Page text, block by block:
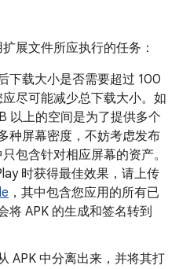
展文件所应执行的任务：
下载大小是否需要超过 100
尽可能减少总下载大小。如
以上的空间是为了提供多个
种屏幕密度，不妨考虑发布
只包含针对相应屏幕的资产。
时获得最佳效果，请上传
，其中包含您应用的所有已
将 APK 的生成和签名转到
APK 中分离出来，并将其打